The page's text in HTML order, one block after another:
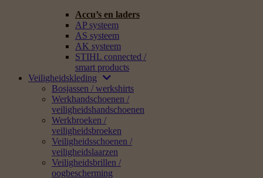
Accu’s en laders
AP systeem
AS systeem
AK systeem
STIHL connected /
smart products
Veiligheidskleding
Bosjassen / werkshirts
Werkhandschoenen /
veiligheidshandschoenen
Werkbroeken /
veiligheidsbroeken
Veiligheidsschoenen /
veiligheidslaarzen
Veiligheidsbrillen /
oogbescherming